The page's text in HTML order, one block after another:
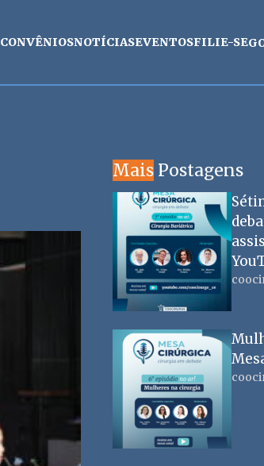
CONVÊNIOSNOTÍCIASEVENTOSFILIE-SE
Mais Postagens